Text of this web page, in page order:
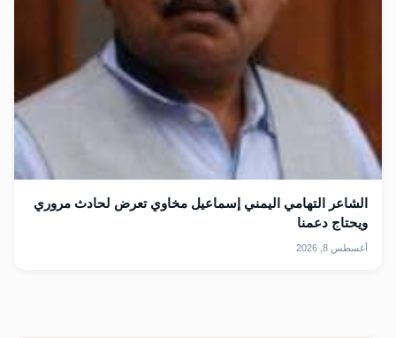
الشاعر التهامي اليمني إسماعيل مخاوي تعرض لحادث مروري
ويحتاج دعمنا
أغسطس 8, 2026